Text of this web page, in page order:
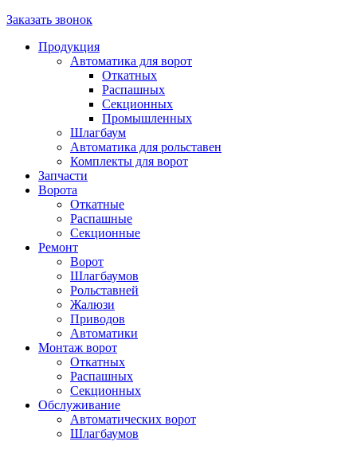
Заказать звонок
Продукция
Автоматика для ворот
Откатных
Распашных
Секционных
Промышленных
Шлагбаум
Автоматика для рольставен
Комплекты для ворот
Запчасти
Ворота
Откатные
Распашные
Секционные
Ремонт
Ворот
Шлагбаумов
Рольставней
Жалюзи
Приводов
Автоматики
Монтаж ворот
Откатных
Распашных
Секционных
Обслуживание
Автоматических ворот
Шлагбаумов